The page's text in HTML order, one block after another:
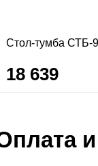
Стол-тумба СТБ-
18 639